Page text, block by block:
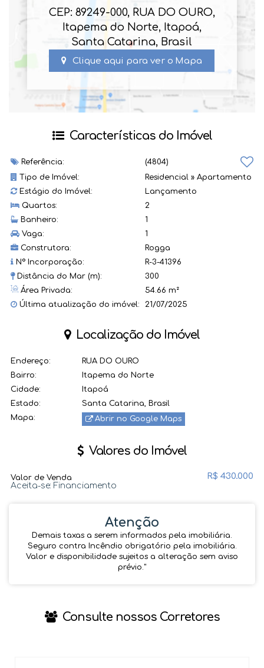
CEP: 89249-000, RUA DO OURO,
Itapema do Norte, Itapoá,
Santa Catarina, Brasil
Clique aqui para ver o Mapa
Características do Imóvel
Referência:
(4804)
Tipo de Imóvel:
Residencial » Apartamento
Estágio do Imóvel:
Lançamento
Quartos:
2
Banheiro:
1
Vaga:
1
Construtora:
Rogga
Nº Incorporação:
R-3-41396
Distância do Mar (m):
300
Área Privada:
54.66 m²
Última atualização do imóvel:
21/07/2025
Localização do Imóvel
Endereço:
RUA DO OURO
Bairro:
Itapema do Norte
Cidade:
Itapoá
Estado:
Santa Catarina, Brasil
Mapa:
Abrir no Google Maps
Valores do Imóvel
R$ 430.000
Valor de Venda
Aceita-se: Financiamento
Atenção
Demais taxas a serem informados pela imobiliária.
Seguro contra Incêndio obrigatório pela imobiliária.
Valor e disponibilidade sujeitos a alteração sem aviso
prévio.''
Consulte nossos Corretores